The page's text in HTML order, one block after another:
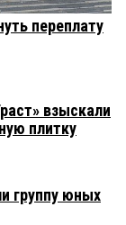
переплату
взыскали
плитку
группу юных